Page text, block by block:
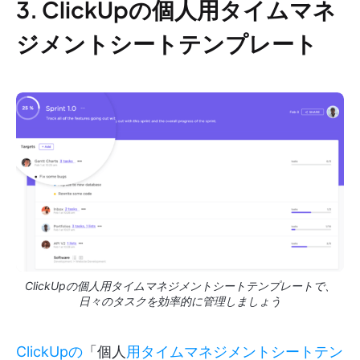
3. ClickUpの個人用タイムマネ
ジメントシートテンプレート
ClickUpの個人用タイムマネジメントシートテンプレートで、
日々のタスクを効率的に管理しましょう
ClickUpの 「個人 用タイムマネジメントシートテン